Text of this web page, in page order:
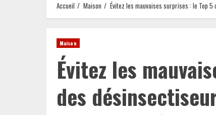
Accueil Maison Évitez les mauvaises surprises : le Top
Maison
Évitez les
des